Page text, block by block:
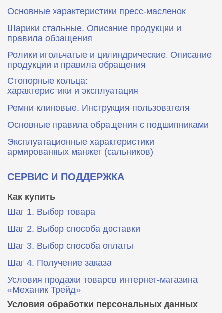
Основные характеристики пресс‑масленок
Шарики стальные. Описание продукции и
правила обращения
Ролики игольчатые и цилиндрические. Описание
продукции и правила обращения
Стопорные кольца:
характеристики и эксплуатация
Ремни клиновые. Инструкция пользователя
Основные правила обращения с подшипниками
Эксплуатационные характеристики
армированных манжет (сальников)
СЕРВИС И ПОДДЕРЖКА
Как купить
Шаг 1. Выбор товара
Шаг 2. Выбор способа доставки
Шаг 3. Выбор способа оплаты
Шаг 4. Получение заказа
Условия продажи товаров интернет-магазина
«Механик Трейд»
Условия обработки персональных данных